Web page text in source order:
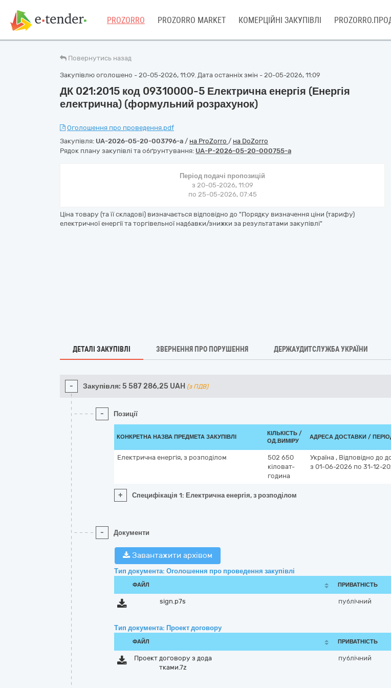
PROZORRO PROZORRO MARKET КОМЕРЦІЙНІ ЗАКУПІВЛІ
Повернутись назад
Закупівлю оголошено - 20-05-2026, 11:09. Дата останніх змін - 20-05-2026, 11:09
ДК 021:2015 код 09310000-5 Електрична енергія (Енергія
електрична) (формульний розрахунок)
Оголошення про проведення.pdf
Закупівля: UA-2026-05-20-003796-a / на ProZorro / на DoZorro
Рядок плану закупівлі та обґрунтування: UA-P-2026-05-20-000755-a
Період подачі пропозицій
з 20-05-2026, 11:09
по 25-05-2026, 07:45
Ціна товару (та її складові) визначається відповідно до "Порядку визначення ціни (тарифу)
електричної енергії та торгівельної надбавки/знижки за результатами закупівлі"
ДЕТАЛІ ЗАКУПІВЛІ ЗВЕРНЕННЯ ПРО ПОРУШЕННЯ ДЕРЖАУДИТСЛУЖБА УКРАЇНИ
- Закупівля: 5 587 286,25 UAH (з ПДВ)
- Позиції
КОНКРЕТНА НАЗВА ПРЕДМЕТА ЗАКУПІВЛІ
КІЛЬКІСТЬ /
ОД.ВИМІРУ
АДРЕСА ДОСТАВКИ /
Електрична енергія, з розподілом
502 650
кіловат-
година
Україна , Відповідно до
з 01-06-2026 по 31-12-
+ Специфікація 1: Електрична енергія, з розподілом
- Документи
Завантажити архівом
Тип документа: Оголошення про проведення закупівлі
ФАЙЛ ПРИВАТНІСТЬ
sign.p7s публічний
Тип документа: Проект договору
ФАЙЛ ПРИВАТНІСТЬ
Проект договору з дода
тками.7z
публічний